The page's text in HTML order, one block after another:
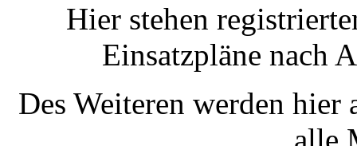
Hier stehen
Einsatzpläne nach
Des Weiteren werden
alle